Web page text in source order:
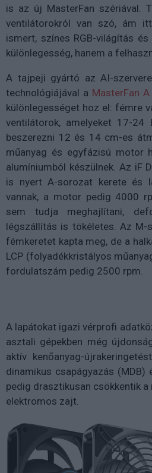
is az új MasterFan szériával.
ventilátorokról van szó, ám
ismert, színes RGB-világítás
különlegesség, hanem a
A tajpeji gyártó az AI-
technológiájával a MasterFan A
különlegességet hoz el: fémre
ventilátorok, amelyeket 17-
beszerezni 12 és 14 cm-es
műanyag és egyfázisú motor
alumíniumból készülnek. Az iF
is nyert A-sorozat kerete és
vannak, a motor pedig 4000
sem tudja meghajlítani,
légszállítás is tökéletes. Az M-
fémkeretet kapta meg, de a
LCP (folyadékkristályos
fordulatszám pedig 2500 rpm.
A lapátokat igazi vérprofi
asztali gépekben még
aktív kenőanyag-
dinamikus csapágyazás
pedig drasztikusan csökkentik
elektromos zajt.